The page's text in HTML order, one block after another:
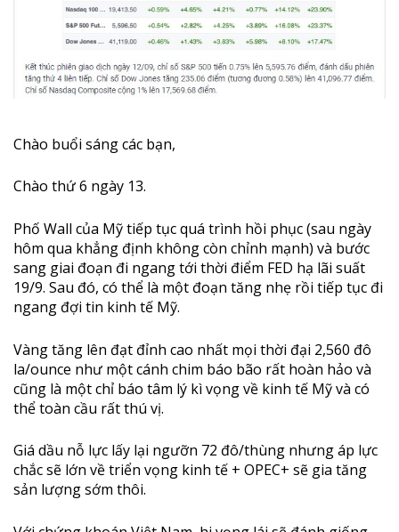
Chào buổi sáng các bạn,
Chào thứ 6 ngày 13.
Phố Wall của Mỹ tiếp tục quá trình hồi phục (sau ngày
hôm qua khẳng định không còn chỉnh mạnh) và bước
sang giai đoạn đi ngang tới thời điểm FED hạ lãi suất
19/9. Sau đó, có thể là một đoạn tăng nhẹ rồi tiếp tục đi
ngang đợi tin kinh tế Mỹ.
Vàng tăng lên đạt đỉnh cao nhất mọi thời đại 2,560 đô
la/ounce như một cánh chim báo bão rất hoàn hảo và
cũng là một chỉ báo tâm lý kì vọng về kinh tế Mỹ và có
thể toàn cầu rất thú vị.
Giá dầu nỗ lực lấy lại ngưỡn 72 đô/thùng nhưng áp lực
chắc sẽ lớn về triển vọng kinh tế + OPEC+ sẽ gia tăng
sản lượng sớm thôi.